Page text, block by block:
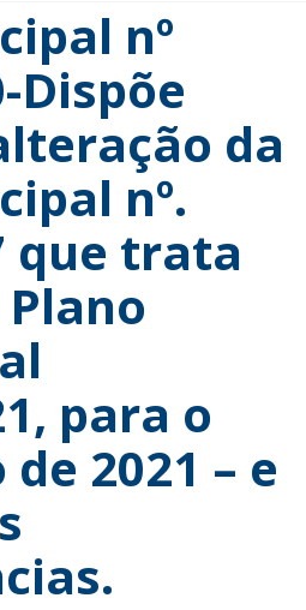
nº
Dispõe
da
nº.
que trata
Plano
para o
2021 – e